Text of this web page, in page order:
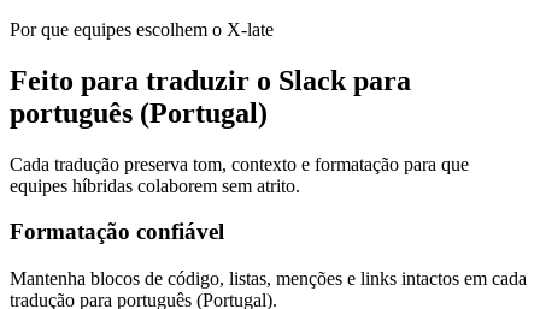
Por que equipes escolhem o X-late
Feito para traduzir o Slack para
português (Portugal)
Cada tradução preserva tom, contexto e formatação para que
equipes híbridas colaborem sem atrito.
Formatação confiável
Mantenha blocos de código, listas, menções e links intactos em cada
tradução para português (Portugal).